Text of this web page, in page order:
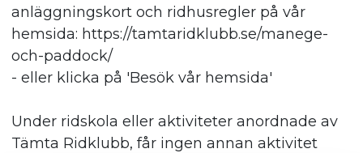
anläggningskort och ridhusregler på vår
hemsida: https://tamtaridklubb.se/manege-
och-paddock/
- eller klicka på 'Besök vår hemsida'
Under ridskola eller aktiviteter anordnade av
Tämta Ridklubb, får ingen annan aktivitet